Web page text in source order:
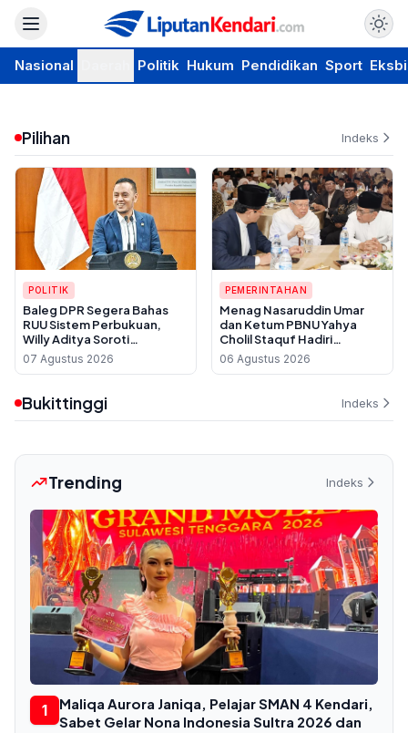
Nasional Politik Hukum Pendidikan Sport
Pilihan Indeks
POLITIK
Baleg DPR Segera Bahas
RUU Sistem Perbukuan,
Willy Aditya Soroti
Maraknya Penerbit Gulung
Tikar
07 Agustus 2026
PEMERINTAHAN
Menag Nasaruddin Umar
dan Ketum PBNU Yahya
Cholil Staquf Hadiri
Peluncuran Buku Pemikiran
KH Ma'ruf Amin Jelang
06 Agustus 2026
Bukittinggi Indeks
Trending Indeks
1
Maliqa Aurora Janiqa, Pelajar SMAN 4 Kendari,
Sabet Gelar Nona Indonesia Sultra 2026 dan